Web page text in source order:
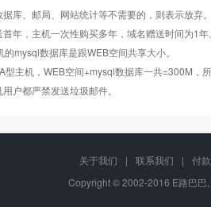
Linux
Windows2008/
Linux
库、邮局、网站统计等不需要的，则表示放弃
年，主机一次性购买多年，域名赠送时间为1年
mysql数据库是跟WEB空间共享大小。
型主机，WEB空间+mysql数据库一共=300M，
户都严禁发送垃圾邮件。
关于我们 | 联系我们 |
付
Copyright © 2002-2016 E路巴